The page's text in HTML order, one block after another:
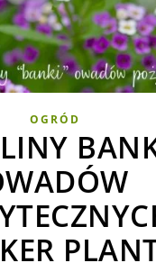
OGRÓD